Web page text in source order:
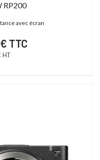
RP200
avec écran
TTC
HT